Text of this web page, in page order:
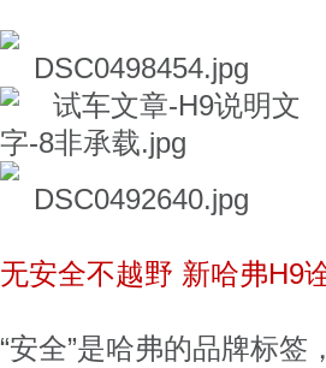
无安全不越野 新哈弗H9
“安全”是哈弗的品牌标